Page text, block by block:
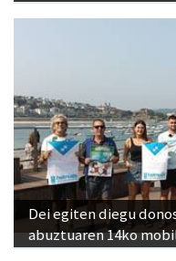
Dei egiten diegu
abuztuaren 14ko